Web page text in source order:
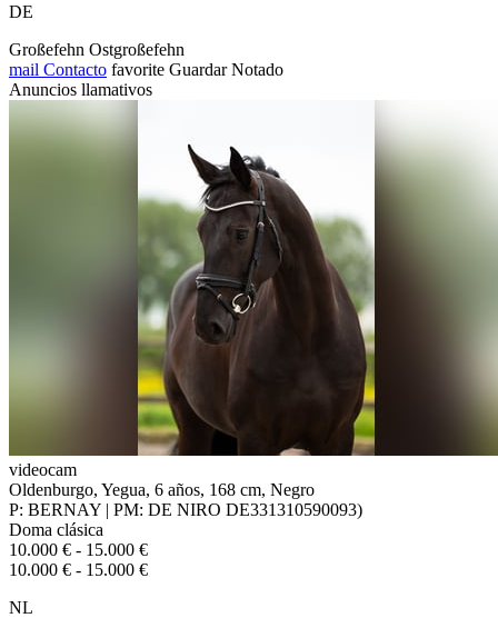
DE
Großefehn Ostgroßefehn
mail Contacto favorite Guardar Notado
Anuncios llamativos
videocam
Oldenburgo, Yegua, 6 años, 168 cm, Negro
P: BERNAY | PM: DE NIRO DE331310590093)
Doma clásica
10.000 € - 15.000 €
10.000 € - 15.000 €
NL